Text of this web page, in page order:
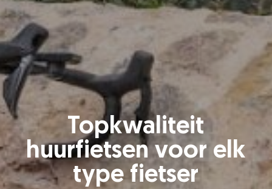
Topkwaliteit
huurfietsen voor elk
type fietser